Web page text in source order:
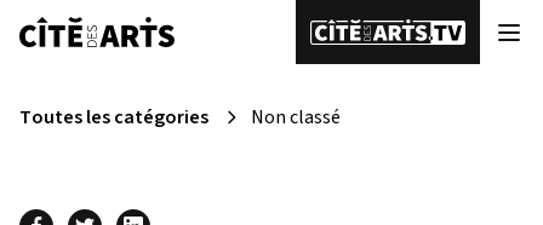
Toutes les catégories Non classé